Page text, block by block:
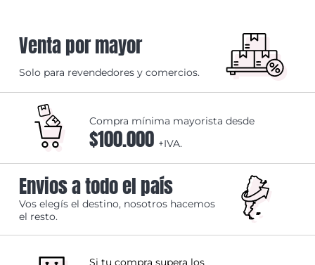
Venta por mayor
Solo para revendedores y comercios.
Compra mínima mayorista desde
$100.000 +IVA.
Envios a todo el país
Vos elegís el destino, nosotros hacemos
el resto.
Si tu compra supera los